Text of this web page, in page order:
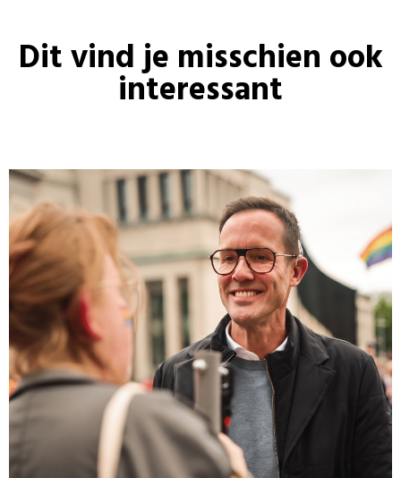
Dit vind je misschien ook
interessant